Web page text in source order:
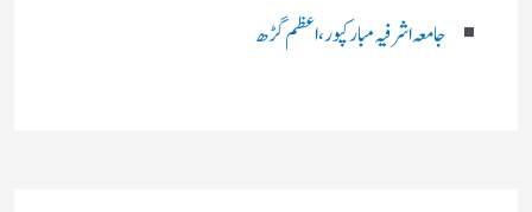
جامعہ اشرفیہ مبارکپور،اعظم گڑھ